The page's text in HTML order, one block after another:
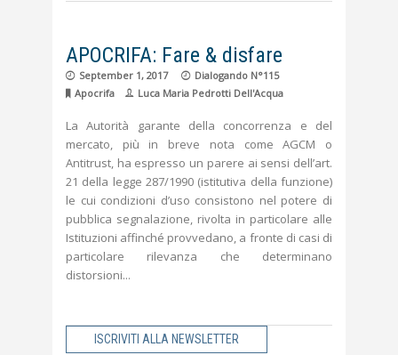
APOCRIFA: Fare & disfare
September 1, 2017
Dialogando N°115
Apocrifa
Luca Maria Pedrotti Dell'Acqua
La Autorità garante della concorrenza e del
mercato, più in breve nota come AGCM o
Antitrust, ha espresso un parere ai sensi dell’art.
21 della legge 287/1990 (istitutiva della funzione)
le cui condizioni d’uso consistono nel potere di
pubblica segnalazione, rivolta in particolare alle
Istituzioni affinché provvedano, a fronte di casi di
particolare rilevanza che determinano
distorsioni
ISCRIVITI ALLA NEWSLETTER